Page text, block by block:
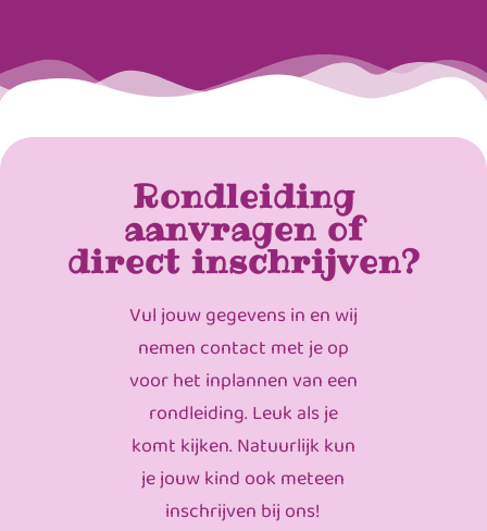
Rondleiding
aanvragen of
direct inschrijven?
Vul jouw gegevens in en wij
nemen contact met je op
voor het inplannen van een
rondleiding. Leuk als je
komt kijken. Natuurlijk kun
je jouw kind ook meteen
inschrijven bij ons!